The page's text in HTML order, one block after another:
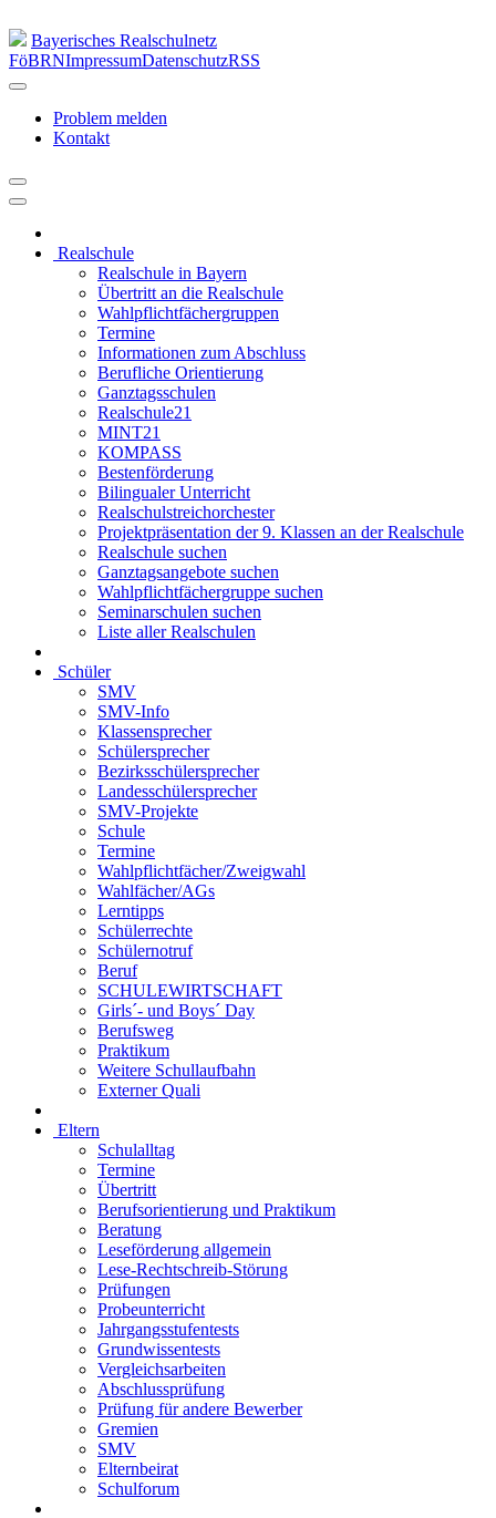
Bayerisches Realschulnetz
FöBRNImpressumDatenschutzRSS
Problem melden
Kontakt
Realschule
Realschule in Bayern
Übertritt an die Realschule
Wahlpflichtfächergruppen
Termine
Informationen zum Abschluss
Berufliche Orientierung
Ganztagsschulen
Realschule21
MINT21
KOMPASS
Bestenförderung
Bilingualer Unterricht
Realschulstreichorchester
Projektpräsentation der 9. Klassen an der Realschule
Realschule suchen
Ganztagsangebote suchen
Wahlpflichtfächergruppe suchen
Seminarschulen suchen
Liste aller Realschulen
Schüler
SMV
SMV-Info
Klassensprecher
Schülersprecher
Bezirksschülersprecher
Landesschülersprecher
SMV-Projekte
Schule
Termine
Wahlpflichtfächer/Zweigwahl
Wahlfächer/AGs
Lerntipps
Schülerrechte
Schülernotruf
Beruf
SCHULEWIRTSCHAFT
Girls´- und Boys´ Day
Berufsweg
Praktikum
Weitere Schullaufbahn
Externer Quali
Eltern
Schulalltag
Termine
Übertritt
Berufsorientierung und Praktikum
Beratung
Leseförderung allgemein
Lese-Rechtschreib-Störung
Prüfungen
Probeunterricht
Jahrgangsstufentests
Grundwissentests
Vergleichsarbeiten
Abschlussprüfung
Prüfung für andere Bewerber
Gremien
SMV
Elternbeirat
Schulforum